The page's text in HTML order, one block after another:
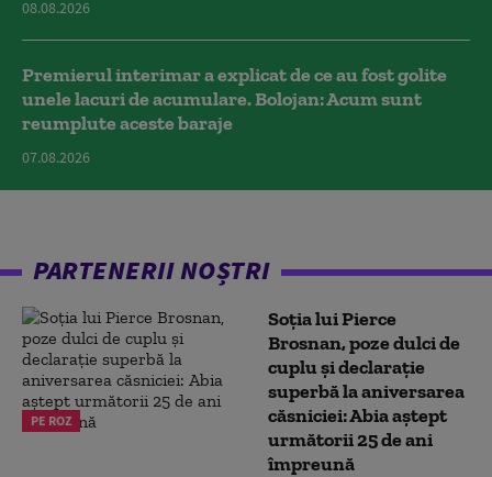
08.08.2026
Premierul interimar a explicat de ce au fost golite
unele lacuri de acumulare. Bolojan: Acum sunt
reumplute aceste baraje
07.08.2026
PARTENERII NOȘTRI
PE ROZ
Soția lui Pierce
Brosnan, poze dulci de
cuplu și declarație
superbă la aniversarea
căsniciei: Abia aștept
următorii 25 de ani
împreună